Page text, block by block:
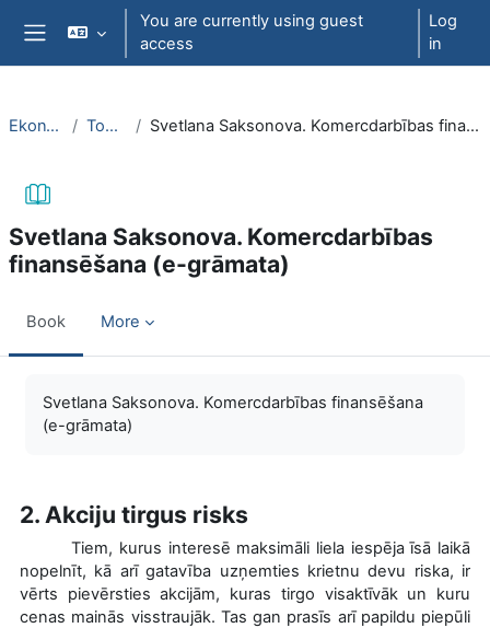
Skip to main content
You are currently using guest
access
Log
in
EkonT000 Topic 27 Svetlana Saksonova. Komercdarbības finansēšana (e-grāmata)
Svetlana Saksonova. Komercdarbības
finansēšana (e-grāmata)
Book More
Svetlana Saksonova. Komercdarbības finansēšana
(e-grāmata)
2. Akciju tirgus risks
Tiem, kurus interesē maksimāli liela iespēja īsā laikā
nopelnīt, kā arī gatavība uzņemties krietnu devu riska, ir
vērts pievērsties akcijām, kuras tirgo visaktīvāk un kuru
cenas mainās visstraujāk. Tas gan prasīs arī papildu piepūli